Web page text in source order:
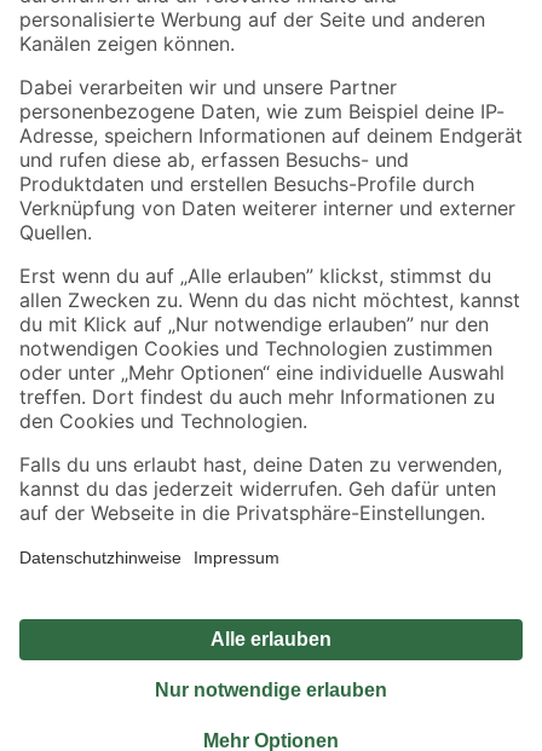
Folge uns
Zahlungsarten Versandarten
Sicher einkaufen
Jetzt die toom-App herunterladen
Alle Preisangaben in EUR inkl. gesetzl. MwSt.. Die dargestellten Angebote sind unter
Umständen nicht in allen Märkten verfügbar. Die angegebenen Verfügbarkeiten beziehen
Produkte nur solange der Vorrat reicht.
*Paketversand ab 59 € versandkostenfrei, gilt nicht für Artikel mit Speditionsversand, hier
Privatsphäre Impressum
Nutzungsbedingungen
Widerrufsrecht
Vertrag widerrufen
© 2026 toom Baumarkt GmbH